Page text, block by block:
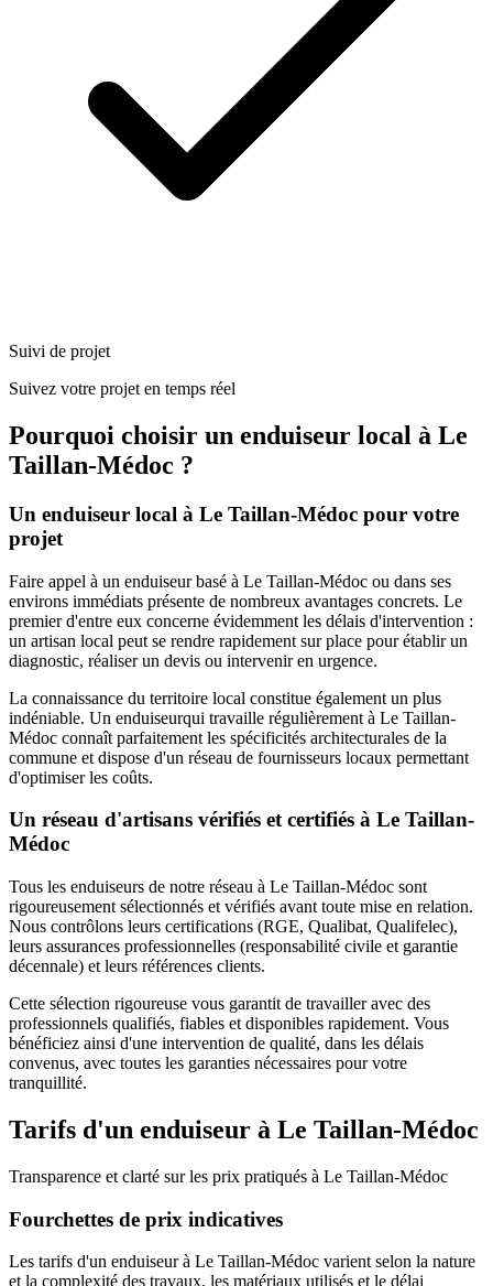
Suivi de projet
Suivez votre projet en temps réel
Pourquoi choisir un enduiseur local à Le
Taillan-Médoc ?
Un enduiseur local à Le Taillan-Médoc pour votre
projet
Faire appel à un enduiseurbasé à Le Taillan-Médoc ou dans ses
environs immédiats présente de nombreux avantages concrets. Le
premier d'entre eux concerne évidemment les délais d'intervention :
un artisan local peut se rendre rapidement sur place pour établir un
diagnostic, réaliser un devis ou intervenir en urgence.
La connaissance du territoire local constitue également un plus
indéniable. Un enduiseurqui travaille régulièrement à Le Taillan-
Médoc connaît parfaitement les spécificités architecturales de la
commune et dispose d'un réseau de fournisseurs locaux permettant
d'optimiser les coûts.
Un réseau d'artisans vérifiés et certifiés à Le Taillan-
Médoc
Tous les enduiseurs de notre réseau à Le Taillan-Médoc sont
rigoureusement sélectionnés et vérifiés avant toute mise en relation.
Nous contrôlons leurs certifications (RGE, Qualibat, Qualifelec),
leurs assurances professionnelles (responsabilité civile et garantie
décennale) et leurs références clients.
Cette sélection rigoureuse vous garantit de travailler avec des
professionnels qualifiés, fiables et disponibles rapidement. Vous
bénéficiez ainsi d'une intervention de qualité, dans les délais
convenus, avec toutes les garanties nécessaires pour votre
tranquillité.
Tarifs d'un enduiseur à Le Taillan-Médoc
Transparence et clarté sur les prix pratiqués à Le Taillan-Médoc
Fourchettes de prix indicatives
Les tarifs d'un enduiseur à Le Taillan-Médoc varient selon la nature
et la complexité des travaux, les matériaux utilisés et le délai